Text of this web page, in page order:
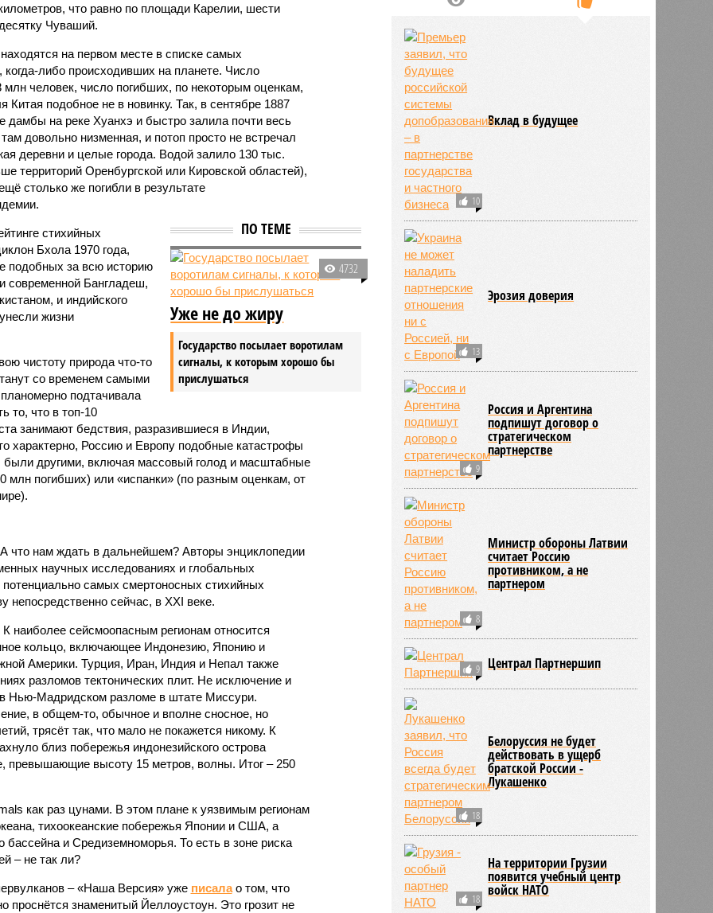
что равно по площади Карелии, шести
Чуваший.
на первом месте в списке самых
либо происходивших на планете. Число
млн человек, число погибших, по некоторым оценкам,
подобное не в новинку. Так, в сентябре 1887
дамбы на реке Хуанхэ и быстро залила почти весь
довольно низменная, и потоп просто не встречал
деревни и целые города. Водой залило 130 тыс.
территорий Оренбургской или Кировской областей),
столько же погибли в результате
ПО ТЕМЕ
4732
Уже не до жиру
Государство посылает воротилам
сигналы, к которым хорошо бы
прислушаться
стихийных
Бхола 1970 года,
за всю историю
современной Бангладеш,
и индийского
жизни
чистоту природа что-то
со временем самыми
подтачивала
то, что в топ-10
занимают бедствия, разразившиеся в Индии,
характерно, Россию и Европу подобные катастрофы
были другими, включая массовый голод и масштабные
млн погибших) или «испанки» (по разным оценкам, от
что нам ждать в дальнейшем? Авторы энциклопедии
научных исследованиях и глобальных
потенциально самых смертоносных стихийных
непосредственно сейчас, в XXI веке.
наиболее сейсмоопасным регионам относится
кольцо, включающее Индонезию, Японию и
Америки. Турция, Иран, Индия и Непал также
разломов тектонических плит. Не исключение и
Нью-Мадридском разломе в штате Миссури.
в общем-то, обычное и вполне сносное, но
трясёт так, что мало не покажется никому. К
близ побережья индонезийского острова
превышающие высоту 15 метров, волны. Итог – 250
как раз цунами. В этом плане к уязвимым регионам
тихо­океанские побережья Японии и США, а
бассейна и Средиземноморья. То есть в зоне риска
– не так ли?
– «Наша Версия» уже писалао том, что
проснётся знаменитый Йеллоустоун. Это грозит не
10
Вклад в будущее
13
Эрозия доверия
9
Россия и Аргентина
подпишут договор о
стратегическом
партнерстве
8
Министр обороны Латвии
считает Россию
противником, а не
партнером
9 Централ Партнершип
18
Белоруссия не будет
действовать в ущерб
братской России -
Лукашенко
18
На территории Грузии
появится учебный центр
войск НАТО